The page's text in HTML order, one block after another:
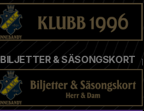
BILJETTER & SÄSONGSKORT